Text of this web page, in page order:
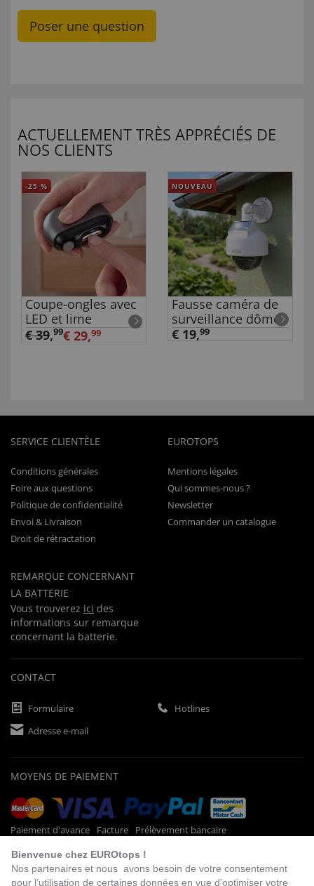
Poser une question
ACTUELLEMENT TRÈS APPRÉCIÉS DE
NOS CLIENTS
-25 %
Coupe-ongles avec
LED et lime
€ 39,99€ 29,99
NOUVEAU
Fausse caméra de
surveillance dôme
€ 19,99
SERVICE CLIENTÈLE
Conditions générales
Foire aux questions
Politique de confidentialité
Envoi & Livraison
Droit de rétractation
REMARQUE CONCERNANT
LA BATTERIE
Vous trouverez ici des
informations sur remarque
concernant la batterie.
EUROTOPS
Mentions légales
Qui sommes-nous ?
Newsletter
Commander un catalogue
CONTACT
Formulaire
Hotlines
Adresse e-mail
MOYENS DE PAIEMENT
Paiement d'avance Facture Prélèvement bancaire
Bienvenue chez EUROtops !
Nos partenaires et nous avons besoin de votre consentement
pour l’utilisation de certaines données en vue d’optimiser votre